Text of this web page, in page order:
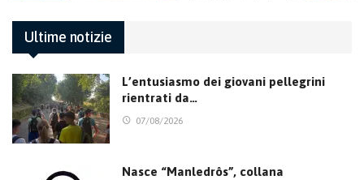
Ultime notizie
L’entusiasmo dei giovani pellegrini
rientrati da…
07/08/2026
Nasce “Manledrôs”, collana